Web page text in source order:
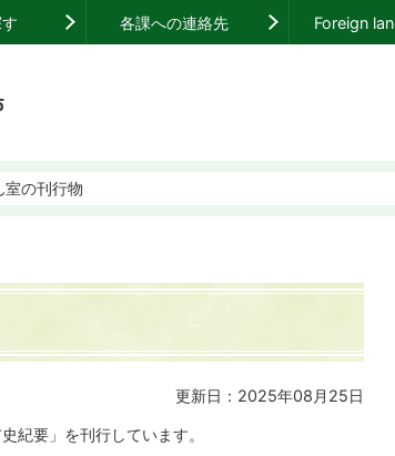
各課への連絡先 Foreign
室の刊行物
更新日：2025年08月25日
紀要」を刊行しています。